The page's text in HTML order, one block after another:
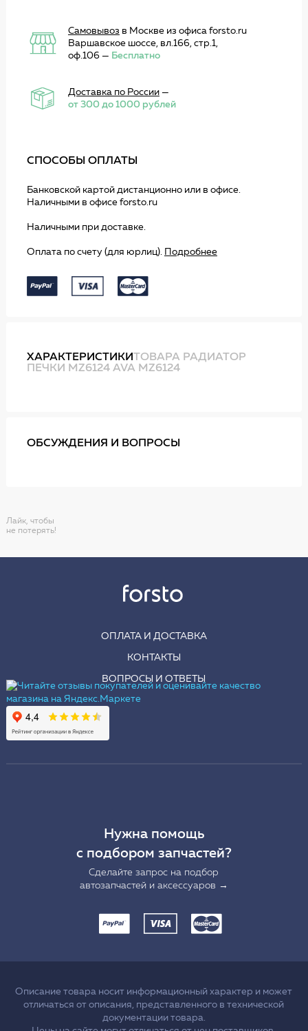
Самовывоз в Москве из офиса forsto.ru
Варшавское шоссе, вл.166, стр.1,
оф.106 — Бесплатно
Доставка по России—
от 300 до 1000 рублей
СПОСОБЫ ОПЛАТЫ
Банковской картой дистанционно или в офисе.
Наличными в офисе forsto.ru
Наличными при доставке.
Оплата по счету (для юрлиц). Подробнее
ХАРАКТЕРИСТИКИТОВАРА РАДИАТОР
ПЕЧКИ MZ6124 AVA MZ6124
ОБСУЖДЕНИЯ И ВОПРОСЫ
Лайк, чтобы
не потерять!
ОПЛАТА И ДОСТАВКА
КОНТАКТЫ
ВОПРОСЫ И ОТВЕТЫ
Нужна помощь
с подбором запчастей?
Сделайте запрос на подбор
автозапчастей и аксессуаров →
Описание товара носит информационный характер и может
отличаться от описания, представленного в технической
документации товара.